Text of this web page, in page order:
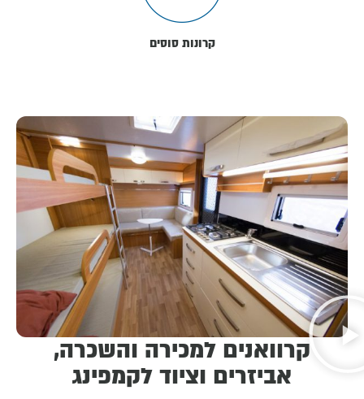
קרונות סוסים
קרוואנים למכירה והשכרה,
אביזרים וציוד לקמפינג